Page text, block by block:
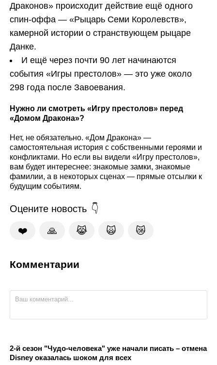
Драконов» происходит действие ещё одного
спин-оффа — «Рыцарь Семи Королевств»,
камерной истории о странствующем рыцаре
Данке.
И ещё через почти 90 лет начинаются
события «Игры престолов» — это уже около
298 года после Завоевания.
Нужно ли смотреть «Игру престолов» перед
«Домом Дракона»?
Нет, не обязательно. «Дом Дракона» —
самостоятельная история с собственными героями и
конфликтами. Но если вы видели «Игру престолов»,
вам будет интереснее: знакомые замки, знакомые
фамилии, а в некоторых сценах — прямые отсылки к
будущим событиям.
Оцените новость
❤️ 🙏 😹 🙀 😿
Комментарии
2-й сезон "Чудо-человека" уже начали писать – отмена
Disney оказалась шоком для всех